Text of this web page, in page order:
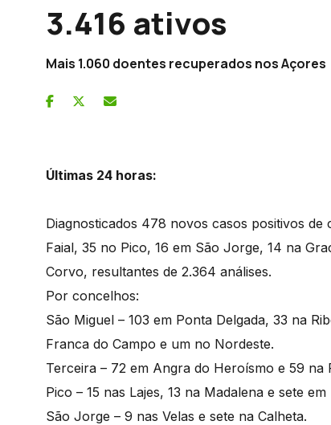
3.416 ativos
Mais 1.060 doentes recuperados nos Açores
Últimas 24 horas:
Diagnosticados 478 novos casos positivos
Faial, 35 no Pico, 16 em São Jorge, 14 na
Corvo, resultantes de 2.364 análises.
Por concelhos:
São Miguel – 103 em Ponta Delgada, 33 na
Franca do Campo e um no Nordeste.
Terceira – 72 em Angra do Heroísmo e 59 na
Pico – 15 nas Lajes, 13 na Madalena e sete em
São Jorge – 9 nas Velas e sete na Calheta.